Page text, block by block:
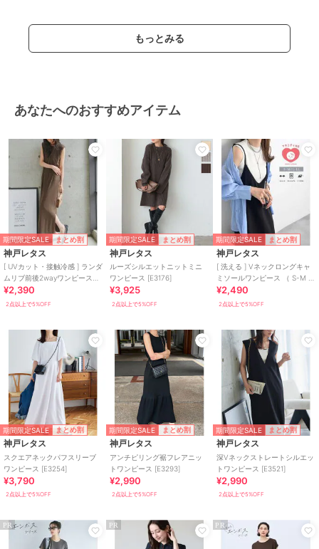
もっとみる
あなたへのおすすめアイテム
期間限定SALE まとめ割
神戸レタス
[ UVカット・接触冷感 ] ランダ
ムリブ前後2wayワンピース
[E3586]
¥2,390
2点以上で5%OFF
期間限定SALE まとめ割
神戸レタス
ルーズシルエットニットミニ
ワンピース [E3176]
¥3,925
2点以上で5%OFF
期間限定SALE まとめ割
神戸レタス
[ 洗える ] Vネックロングキャ
ミソールワンピース （ S-M ／
L-LL ）[E2802]
¥2,490
2点以上で5%OFF
期間限定SALE まとめ割
神戸レタス
スクエアネックパフスリーブ
ワンピース [E3254]
¥3,790
2点以上で5%OFF
期間限定SALE まとめ割
神戸レタス
アンチピリング裾フレアニッ
トワンピース [E3293]
¥2,990
2点以上で5%OFF
期間限定SALE まとめ割
神戸レタス
深Vネックストレートシルエッ
トワンピース [E3521]
¥2,990
2点以上で5%OFF
PR PR PR